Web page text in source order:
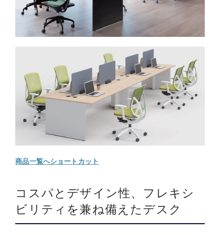
商品一覧へショートカット
コスパとデザイン性、フレキシ
ビリティを兼ね備えたデスク